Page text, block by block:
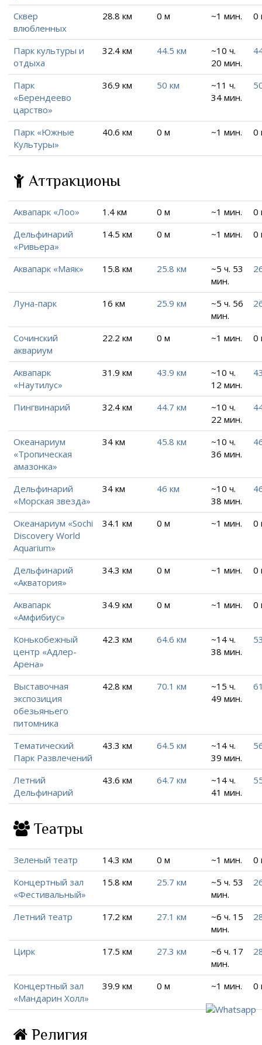
Сквер
влюбленных
28.8 км 0 м ~1 мин. 0
Парк культуры и
отдыха
32.4 км 44.5 км
~10 ч.
20 мин.
Парк
«Берендеево
царство»
36.9 км 50 км
~11 ч.
34 мин.
Парк «Южные
Культуры»
40.6 км 0 м ~1 мин. 0
Аттракционы
Аквапарк «Лоо» 1.4 км 0 м ~1 мин.
0
Дельфинарий
«Ривьера»
14.5 км 0 м ~1 мин. 0
Аквапарк «Маяк» 15.8 км 25.8 км
~5 ч. 53
мин.
Луна-парк 16 км 25.9 км
~5 ч. 56
мин.
Сочинский
аквариум
22.2 км 0 м ~1 мин. 0
Аквапарк
«Наутилус»
31.9 км 43.9 км
~10 ч.
12 мин.
Пингвинарий 32.4 км 44.7 км
~10 ч.
22 мин.
Океанариум
«Тропическая
амазонка»
34 км 45.8 км
~10 ч.
36 мин.
Дельфинарий
«Морская звезда»
34 км 46 км
~10 ч.
38 мин.
Океанариум «Sochi
Discovery World
Aquarium»
34.1 км 0 м ~1 мин. 0
Дельфинарий
«Акватория»
34.3 км 0 м ~1 мин. 0
Аквапарк
«Амфибиус»
34.9 км 0 м ~1 мин. 0
Конькобежный
центр «Адлер-
Арена»
42.3 км 64.6 км
~14 ч.
38 мин.
Выставочная
экспозиция
обезьяньего
питомника
42.8 км 70.1 км
~15 ч.
49 мин.
Тематический
Парк Развлечений
43.3 км 64.5 км
~14 ч.
39 мин.
Летний
Дельфинарий
43.6 км 64.7 км
~14 ч.
41 мин.
Театры
Зеленый театр 14.3 км 0 м ~1 мин.
0
Концертный зал
«Фестивальный»
15.8 км 25.7 км
~5 ч. 53
мин.
Летний театр 17.2 км 27.1 км
~6 ч. 15
мин.
Цирк 17.5 км 27.3 км
~6 ч. 17
мин.
Концертный зал
«Мандарин Холл»
39.9 км 0 м ~1 мин. 0
Религия